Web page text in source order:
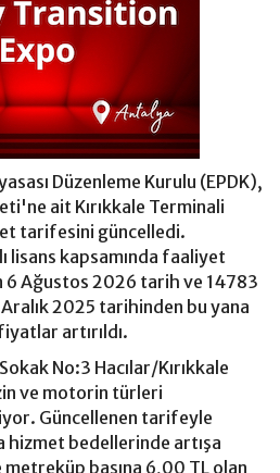
Düzenleme Kurulu (EPDK),
ait Kırıkkale Terminali
tarifesini güncelledi.
lisans kapsamında faaliyet
6 Ağustos 2026 tarih ve 14783
Aralık 2025 tarihinden bu yana
artırıldı.
No:3 Hacılar/Kırıkkale
ve motorin türleri
Güncellenen tarifeyle
bedellerinde artışa
başına 6,00 TL olan